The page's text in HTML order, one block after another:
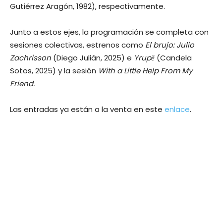
Gutiérrez Aragón, 1982), respectivamente.
Junto a estos ejes, la programación se completa con
sesiones colectivas, estrenos como El brujo: Julio
Zachrisson (Diego Julián, 2025) e Yrupẽ (Candela
Sotos, 2025) y la sesión With a Little Help From My
Friend.
Las entradas ya están a la venta en este enlace.